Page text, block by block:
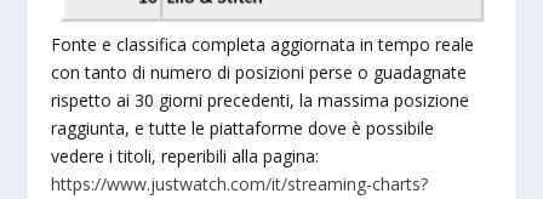
Fonte e classifica completa aggiornata in tempo reale
con tanto di numero di posizioni perse o guadagnate
rispetto ai 30 giorni precedenti, la massima posizione
raggiunta, e tutte le piattaforme dove è possibile
vedere i titoli, reperibili alla pagina:
https://www.justwatch.com/it/streaming-charts?